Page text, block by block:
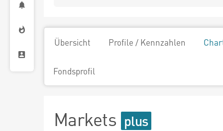
Übersicht Profile / Kennzahlen
Fondsprofil
Markets